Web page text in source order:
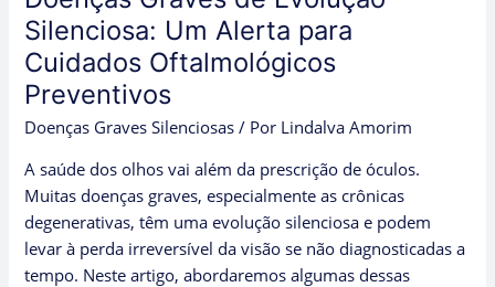
Silenciosa: Um Alerta para
Cuidados Oftalmológicos
Preventivos
Doenças Graves Silenciosas / Por Lindalva Amorim
A saúde dos olhos vai além da prescrição de óculos.
Muitas doenças graves, especialmente as crônicas
degenerativas, têm uma evolução silenciosa e podem
levar à perda irreversível da visão se não diagnosticadas a
tempo. Neste artigo, abordaremos algumas dessas
Graves
de
Evolução
Silenciosa:
Um
para
Cuidados
Oftalmológicos
Preventivos